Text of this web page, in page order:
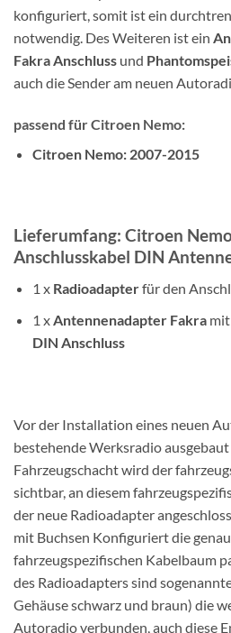
konfiguriert, somit ist ein
notwendig. Des Weiteren ist ein
Fakra Anschluss und
auch die Sender am neuen
passend für Citroen Nemo:
Citroen Nemo: 2007-2015
Lieferumfang: Citroen
Anschlusskabel DIN
1 x Radioadapterfür den
1 x Antennenadapter Fakramit
DIN Anschluss
Vor der Installation eines neuen
bestehende Werksradio
Fahrzeugschacht wird der
sichtbar, an diesem
der neue Radioadapter
mit Buchsen Konfiguriert die
fahrzeugspezifischen Kabelbaum
des Radioadapters sind
Gehäuse schwarz und braun) die
Autoradio verbunden, auch diese